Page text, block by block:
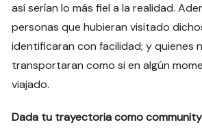
así serían lo más fiel a la realidad.
personas que hubieran visitado
identificaran con facilidad; y quienes
transportaran como si en algún
viajado.
Dada tu trayectoria como